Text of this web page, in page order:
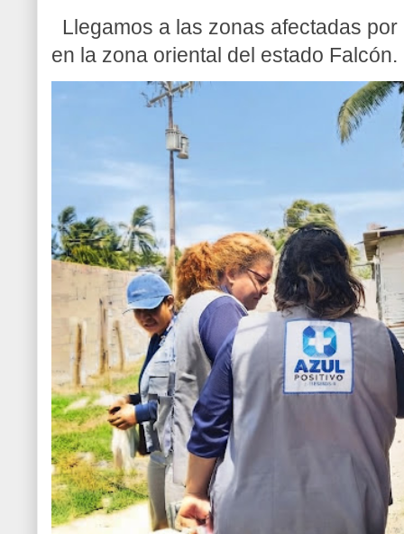
Llegamos a las zonas afectadas
en la zona oriental del estado